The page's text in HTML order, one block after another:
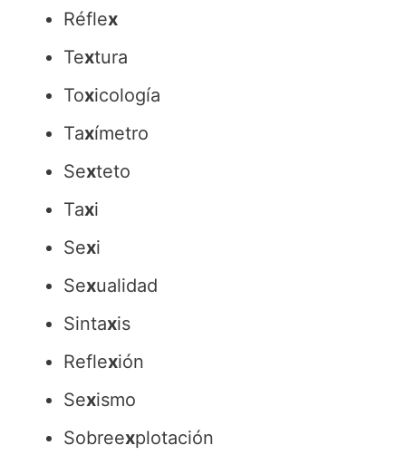
Réflex
Textura
Toxicología
Taxímetro
Sexteto
Taxi
Sexi
Sexualidad
Sintaxis
Reflexión
Sexismo
Sobreexplotación